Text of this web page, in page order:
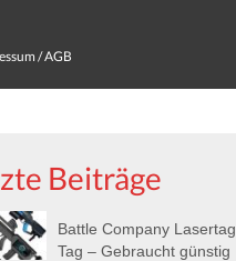
/ AGB
Beiträge
Battle Company Lasertag
Tag – Gebraucht günstig